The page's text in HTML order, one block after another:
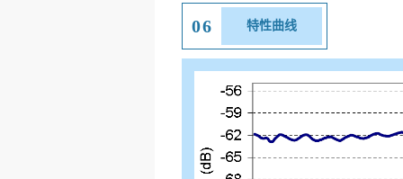
06 特性曲线